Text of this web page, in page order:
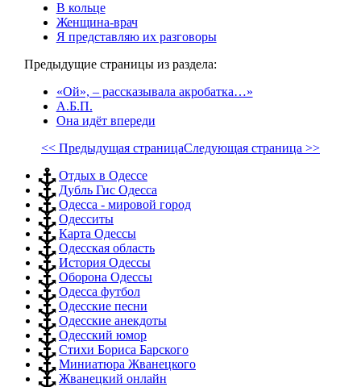
В кольце
Женщина-врач
Я представляю их разговоры
Предыдущие страницы из раздела:
«Ой», – рассказывала акробатка…»
А.Б.П.
Она идёт впереди
<< Предыдущая страницаСледующая страница >>
Отдых в Одессе
Дубль Гис Одесса
Одесса - мировой город
Одесситы
Карта Одессы
Одесская область
История Одессы
Оборона Одессы
Одесса футбол
Одесские песни
Одесские анекдоты
Одесский юмор
Стихи Бориса Барского
Миниатюра Жванецкого
Жванецкий онлайн